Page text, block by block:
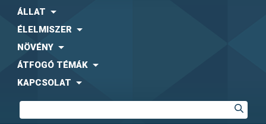
ÁLLAT
ÉLELMISZER
NÖVÉNY
ÁTFOGÓ TÉMÁK
KAPCSOLAT